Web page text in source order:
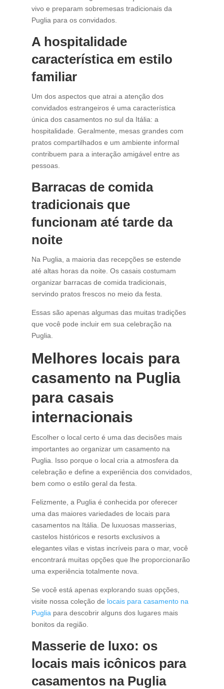
vivo e preparam sobremesas tradicionais da
Puglia para os convidados.
A hospitalidade
característica em estilo
familiar
Um dos aspectos que atrai a atenção dos
convidados estrangeiros é uma característica
única dos casamentos no sul da Itália: a
hospitalidade. Geralmente, mesas grandes com
pratos compartilhados e um ambiente informal
contribuem para a interação amigável entre as
pessoas.
Barracas de comida
tradicionais que
funcionam até tarde da
noite
Na Puglia, a maioria das recepções se estende
até altas horas da noite. Os casais costumam
organizar barracas de comida tradicionais,
servindo pratos frescos no meio da festa.
Essas são apenas algumas das muitas tradições
que você pode incluir em sua celebração na
Puglia.
Melhores locais para
casamento na Puglia
para casais
internacionais
Escolher o local certo é uma das decisões mais
importantes ao organizar um casamento na
Puglia. Isso porque o local cria a atmosfera da
celebração e define a experiência dos convidados,
bem como o estilo geral da festa.
Felizmente, a Puglia é conhecida por oferecer
uma das maiores variedades de locais para
casamentos na Itália. De luxuosas masserias,
castelos históricos e resorts exclusivos a
elegantes vilas e vistas incríveis para o mar, você
encontrará muitas opções que lhe proporcionarão
uma experiência totalmente nova.
Se você está apenas explorando suas opções,
visite nossa coleção de locais para casamento na
Puglia para descobrir alguns dos lugares mais
bonitos da região.
Masserie de luxo: os
locais mais icônicos para
casamentos na Puglia